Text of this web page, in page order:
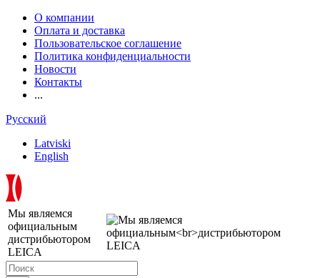
О компании
Оплата и доставка
Пользовательское соглашение
Политика конфиденциальности
Новости
Контакты
...
Русский
Latviski
English
Мы являемся
официальным
дистрибьютором
LEICA